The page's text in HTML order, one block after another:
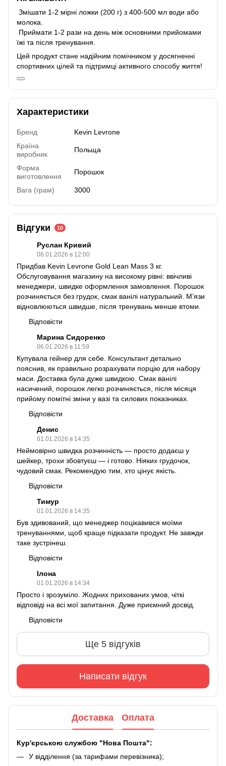
Змішати 1-2 мірні ложки (200 г) з 400-500 мл води або
молока.
Приймати 1-2 рази на день між основними прийомами
їжі та після тренування.
Цей продукт стане надійним помічником у досягненні
спортивних цілей та підтримці активного способу життя!
Характеристики
Бренд
Kevin Levrone
Країна
виробник
Польща
Форма
виготовлення
Порошок
Вага (грам) 3000
Відгуки 10
Руслан Кривий
06.01.2026 в 12:00
Придбав Kevin Levrone Gold Lean Mass 3 кг.
Обслуговування магазину на високому рівні: ввічливі
менеджери, швидке оформлення замовлення. Порошок
розчиняється без грудок, смак ванілі натуральний. М’язи
відновлюються швидше, після тренувань менше втоми.
Відповісти
Марина Сидоренко
06.01.2026 в 11:59
Купувала гейнер для себе. Консультант детально
пояснив, як правильно розрахувати порцію для набору
маси. Доставка була дуже швидкою. Смак ванілі
насичений, порошок легко розчиняється, після місяця
прийому помітні зміни у вазі та силових показниках.
Відповісти
Денис
01.01.2026 в 14:35
Неймовірно швидка розчинність — просто додаєш у
шейкер, трохи збовтуєш — і готово. Ніяких грудочок,
чудовий смак. Рекомендую тим, хто цінує якість.
Відповісти
Тимур
01.01.2026 в 14:35
Був здивований, що менеджер поцікавився моїми
тренуваннями, щоб краще підказати продукт. Не завжди
таке зустрінеш.
Відповісти
Ілона
01.01.2026 в 14:34
Просто і зрозуміло. Жодних прихованих умов, чіткі
відповіді на всі мої запитання. Дуже приємний досвід.
Відповісти
Ще 5 відгуків
Написати відгук
Доставка Оплата
Кур'єрською службою "Нова Пошта":
У відділення (за тарифами перевізника);